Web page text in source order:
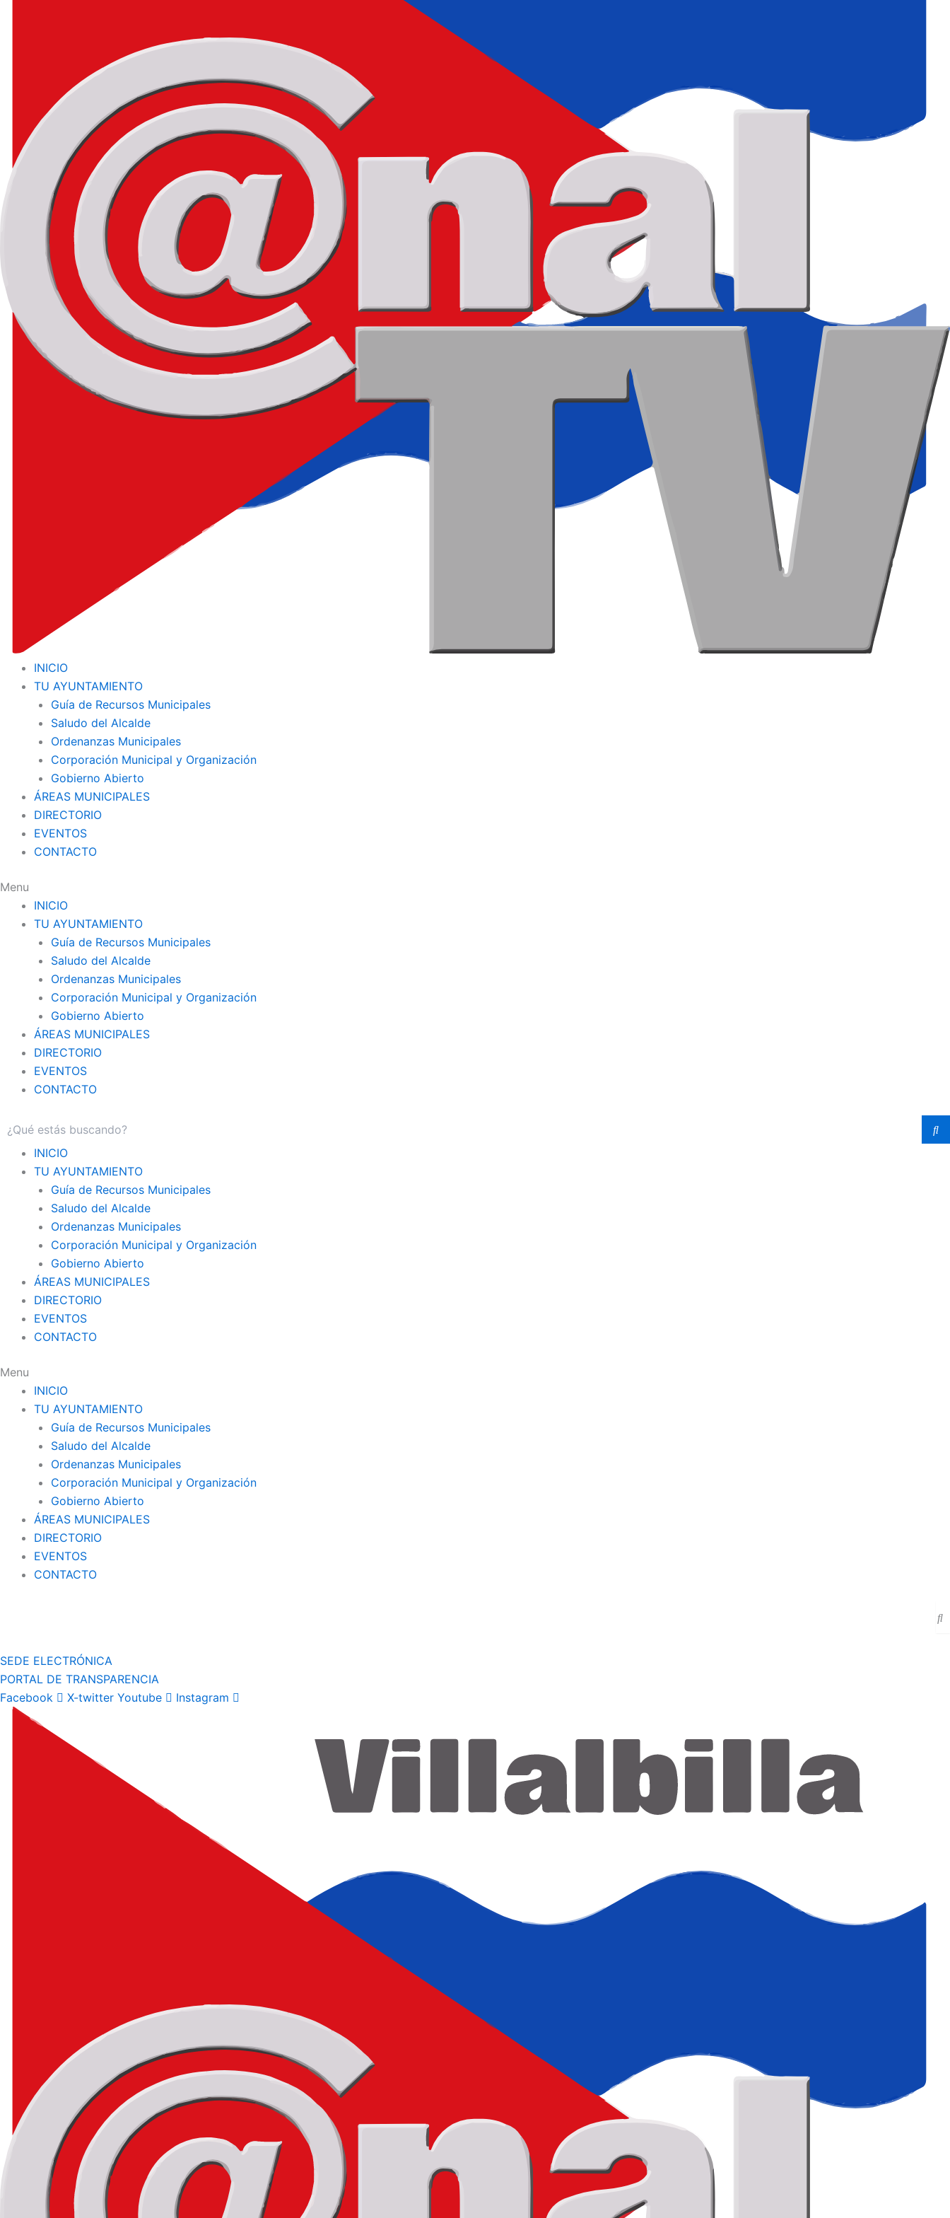
INICIO
TU AYUNTAMIENTO
Guía de Recursos Municipales
Saludo del Alcalde
Ordenanzas Municipales
Corporación Municipal y Organización
Gobierno Abierto
ÁREAS MUNICIPALES
DIRECTORIO
EVENTOS
CONTACTO
Menu
INICIO
TU AYUNTAMIENTO
Guía de Recursos Municipales
Saludo del Alcalde
Ordenanzas Municipales
Corporación Municipal y Organización
Gobierno Abierto
ÁREAS MUNICIPALES
DIRECTORIO
EVENTOS
CONTACTO
INICIO
TU AYUNTAMIENTO
Guía de Recursos Municipales
Saludo del Alcalde
Ordenanzas Municipales
Corporación Municipal y Organización
Gobierno Abierto
ÁREAS MUNICIPALES
DIRECTORIO
EVENTOS
CONTACTO
Menu
INICIO
TU AYUNTAMIENTO
Guía de Recursos Municipales
Saludo del Alcalde
Ordenanzas Municipales
Corporación Municipal y Organización
Gobierno Abierto
ÁREAS MUNICIPALES
DIRECTORIO
EVENTOS
CONTACTO
SEDE ELECTRÓNICA
PORTAL DE TRANSPARENCIA
Facebook
X-twitter Youtube Instagram